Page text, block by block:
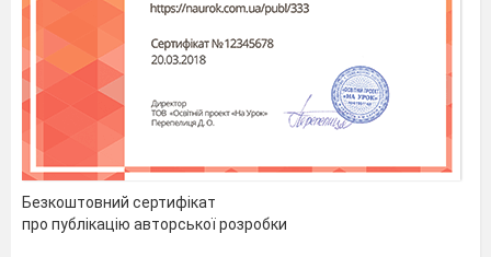
Безкоштовний сертифікат
про публікацію авторської розробки